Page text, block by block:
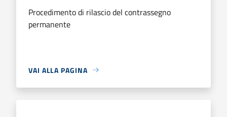
Procedimento di rilascio del contrassegno
permanente
VAI ALLA PAGINA